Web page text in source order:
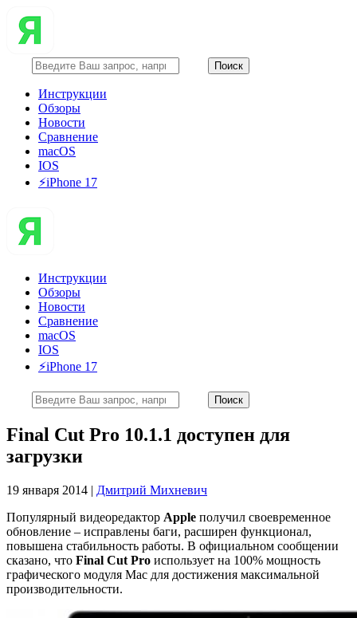
Инструкции
Обзоры
Новости
Сравнение
macOS
IOS
⚡️iPhone 17
Инструкции
Обзоры
Новости
Сравнение
macOS
IOS
⚡️iPhone 17
Final Cut Pro 10.1.1 доступен для
загрузки
19 января 2014 | Дмитрий Михневич
Популярный видеоредактор Apple получил своевременное
обновление – исправлены баги, расширен функционал,
повышена стабильность работы. В официальном сообщении
сказано, что Final Cut Pro использует на 100% мощность
графического модуля Mac для достижения максимальной
производительности.